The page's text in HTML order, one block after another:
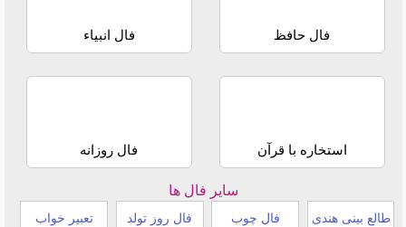
فال حافظ فال انبیاء
استخاره با قرآن فال روزانه
سایر فال ها
طالع بینی هندی فال چوب فال روز تولد تعبیر خواب